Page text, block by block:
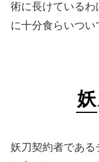
術に長けているわ
に十分食らいつい
妖
妖刀契約者である